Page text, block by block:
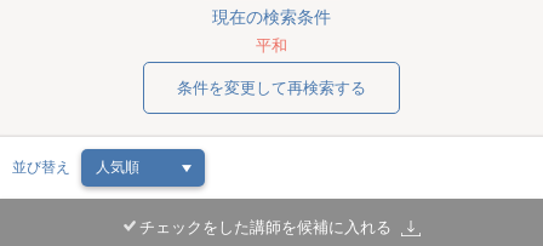
現在の検索条件
平和
条件を変更して再検索する
並び替え
チェックをした講師を候補に入れる